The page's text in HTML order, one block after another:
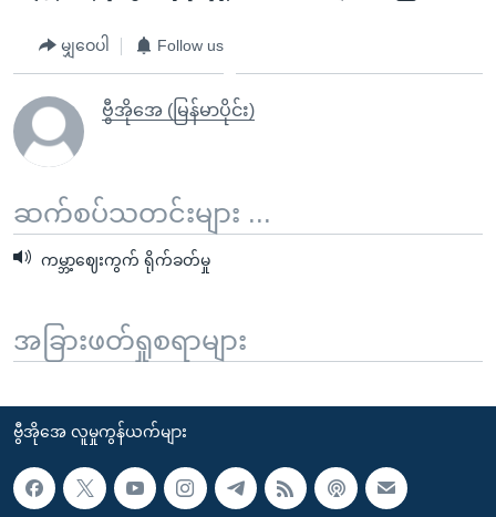
မျှဝေပါ Follow us
ဗွီအိုအေ (မြန်မာပိုင်း)
ဆက်စပ်သတင်းများ ...
ကမ္ဘာ့ဈေးကွက် ရိုက်ခတ်မှု
အခြားဖတ်ရှုစရာများ
ဗွီအိုအေ လူမှုကွန်ယက်များ